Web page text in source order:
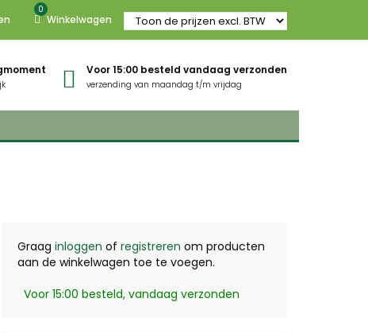
0
Winkelwagen
Voor 15:00 besteld vandaag verzonden
verzending van maandag t/m vrijdag
Graag inloggen of registreren om producten
aan de winkelwagen toe te voegen.
Voor 15:00 besteld, vandaag verzonden